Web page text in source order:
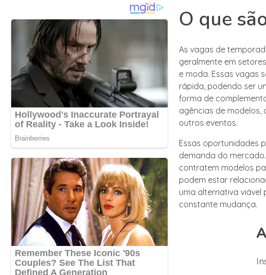
O que
As vagas de
geralmente em
e moda. Essas vagas
rápida, podendo ser
forma de
agências de
outros eventos.
Essas oportunidades
demanda do
contratem modelos
podem estar
uma alternativa viável
constante mudança.